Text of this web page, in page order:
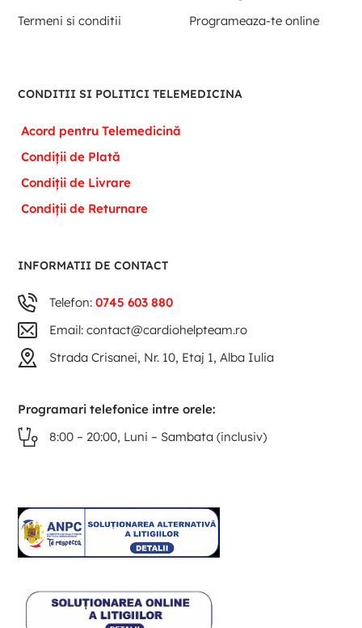
Termeni si conditii
Programeaza-te online
CONDITII SI POLITICI TELEMEDICINA
Acord pentru Telemedicină
Condiții de Plată
Condiții de Livrare
Condiții de Returnare
INFORMATII DE CONTACT
Telefon:0745 603 880
Email: contact@cardiohelpteam.ro
Strada Crisanei, Nr. 10, Etaj 1, Alba Iulia
Programari telefonice intre orele:
8:00 – 20:00, Luni – Sambata (inclusiv)